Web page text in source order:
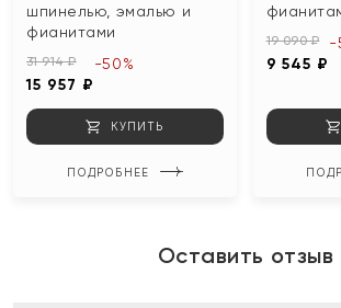
шпинелью, эмалью и
фианитами
31 914 ₽
15 957 ₽
-50%
КУПИТЬ
ПОДРОБНЕЕ
19 090 ₽
9 545 ₽
-
Оставить отзыв